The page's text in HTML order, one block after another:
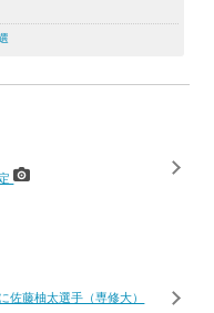
藤柚太選手（専修大）